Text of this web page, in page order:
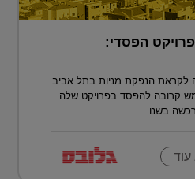
הפסדי:
לקראת הנפקת מניות בתל אביב
קרובה להפסד בפרויקט שלה
בשנו...